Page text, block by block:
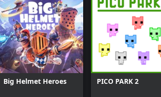
Big Helmet Heroes PICO PARK 2